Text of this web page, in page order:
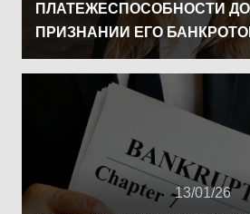
ПЛАТЕЖЕСПОСОБНОСТИ
ПРИЗНАНИИ ЕГО
13/01/26